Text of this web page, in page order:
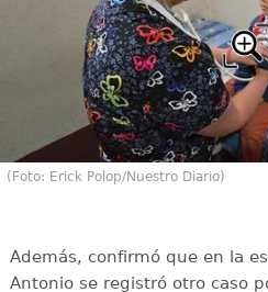
(Foto: Erick Polop/Nuestro Diario)
Además, confirmó que en la
Antonio se registró otro caso